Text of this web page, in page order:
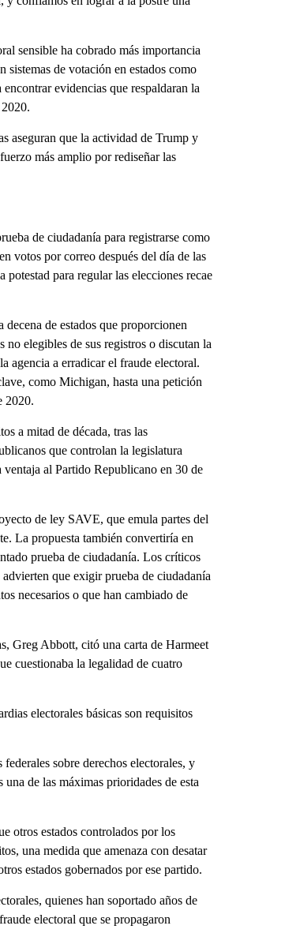
sensible ha cobrado más importancia
sistemas de votación en estados como
evidencias que respaldaran la
aseguran que la actividad de Trump y
más amplio por rediseñar las
de ciudadanía para registrarse como
votos por correo después del día de las
potestad para regular las elecciones recae
de estados que proporcionen
elegibles de sus registros o discutan la
agencia a erradicar el fraude electoral.
como Michigan, hasta una petición
2020.
a mitad de década, tras las
que controlan la legislatura
ventaja al Partido Republicano en 30 de
de ley SAVE, que emula partes del
La propuesta también convertiría en
prueba de ciudadanía. Los críticos
que exigir prueba de ciudadanía
necesarios o que han cambiado de
Greg Abbott, citó una carta de Harmeet
cuestionaba la legalidad de cuatro
electorales básicas son requisitos
sobre derechos electorales, y
de las máximas prioridades de esta
otros estados controlados por los
una medida que amenaza con desatar
estados gobernados por ese partido.
quienes han soportado años de
electoral que se propagaron